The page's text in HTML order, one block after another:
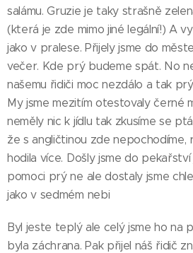
salámu. Gruzie je taky strašně
(která je zde mimo jiné legální!) A
jako v pralese. Přijely jsme do
večer. Kde prý budeme spát. No
našemu řidiči moc nezdálo a tak
My jsme mezitím otestovaly černé
neměly nic k jídlu tak zkusíme se
že s angličtinou zde nepochodíme,
hodila více. Došly jsme do
pomoci prý ne ale dostaly jsme
jako v sedmém nebi
Byl jeste teplý ale celý jsme ho na
byla záchrana. Pak přijel náš řidič